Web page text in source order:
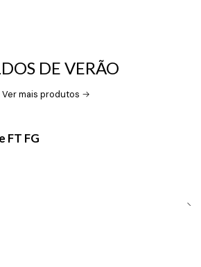
DE VERÃO
Ver mais produtos
FT FG